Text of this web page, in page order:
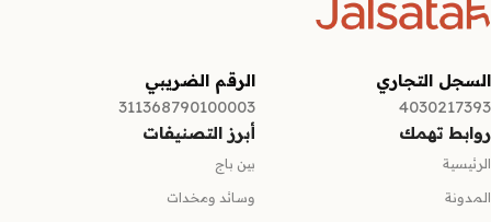
السجل التجاري
4030217393
الرقم الضريبي
311368790100003
روابط تهمك
الرئيسية
المدونة
أبرز التصنيفات
بين باج
وسائد ومخدات